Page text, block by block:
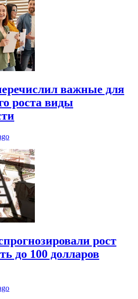
важные для
роста виды
рост
до 100 долларов